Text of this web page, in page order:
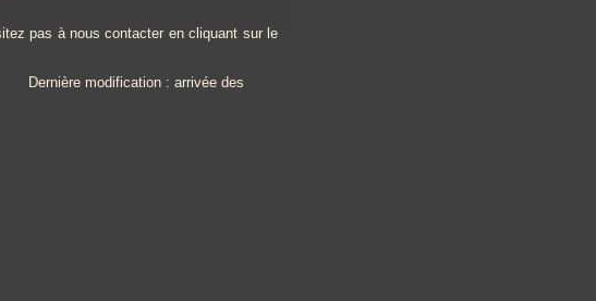
pas à nous contacter en cliquant sur le
Dernière modification : arrivée des manchots royaux dans la rubrique "les News". Vous en